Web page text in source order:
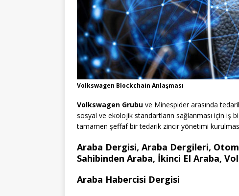
Volkswagen Blockchain Anlaşması
Volkswagen Grubu ve Minespider arasında
sosyal ve ekolojik standartların sağlanması için iş
tamamen şeffaf bir tedarik zincir yönetimi
Araba Dergisi, Araba Dergileri,
Sahibinden Araba, İkinci El Araba,
Araba Habercisi Dergisi